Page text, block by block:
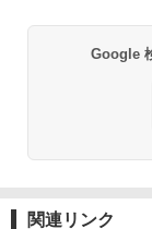
Google
関連リンク